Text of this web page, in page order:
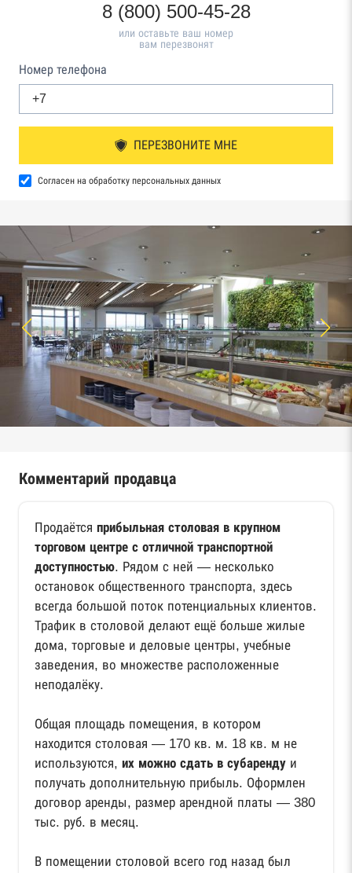
8 (800) 500-45-28
или оставьте ваш номер
вам перезвонят
Номер телефона
ПЕРЕЗВОНИТЕ МНЕ
Согласен на обработку персональных данных
Комментарий продавца
Продаётся прибыльная столовая в крупном
торговом центре с отличной транспортной
доступностью. Рядом с ней — несколько
остановок общественного транспорта, здесь
всегда большой поток потенциальных клиентов.
Трафик в столовой делают ещё больше жилые
дома, торговые и деловые центры, учебные
заведения, во множестве расположенные
неподалёку.
Общая площадь помещения, в котором
находится столовая — 170 кв. м. 18 кв. м не
используются, их можно сдать в субаренду и
получать дополнительную прибыль. Оформлен
договор аренды, размер арендной платы — 380
тыс. руб. в месяц.
В помещении столовой всего год назад был